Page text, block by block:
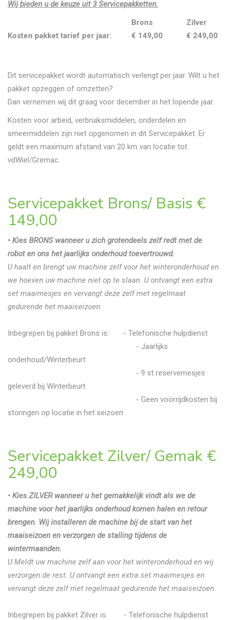
Wij bieden u de keuze uit 3 Servicepakketten.
Brons
Zilver
Kosten pakket tarief per jaar:
€ 149,00 € 249,00
Dit servicepakket wordt automatisch verlengt per jaar. Wilt u het
pakket opzeggen of omzetten?
Dan vernemen wij dit graag voor december in het lopende jaar.
Kosten voor arbeid, verbruiksmiddelen, onderdelen en
smeermiddelen zijn niet opgenomen in dit Servicepakket. Er
geldt een maximum afstand van 20 km van locatie tot
vdWiel/Gremac.
Servicepakket Brons/ Basis €
149,00
• Kies BRONS wanneer u zich grotendeels zelf redt met de
robot en ons het jaarlijks onderhoud toevertrouwd.
U haalt en brengt uw machine zelf voor het winteronderhoud en
we hoeven uw machine niet op te slaan. U ontvangt een extra
set maaimesjes en vervangt deze zelf met regelmaat
gedurende het maaiseizoen.
Inbegrepen bij pakket Brons is: - Telefonische hulpdienst
- Jaarlijks
onderhoud/Winterbeurt
- 9 st reservemesjes
geleverd bij Winterbeurt
- Geen voorrijdkosten bij
storingen op locatie in het seizoen
Servicepakket Zilver/ Gemak €
249,00
• Kies ZILVER wanneer u het gemakkelijk vindt als we de
machine voor het jaarlijks onderhoud komen halen en retour
brengen. Wij installeren de machine bij de start van het
maaiseizoen en verzorgen de stalling tijdens de
wintermaanden.
U Meldt uw machine zelf aan voor het winteronderhoud en wij
verzorgen de rest. U ontvangt een extra set maaimesjes en
vervangt deze zelf met regelmaat gedurende het maaiseizoen.
Inbegrepen bij pakket Zilver is: - Telefonische hulpdienst